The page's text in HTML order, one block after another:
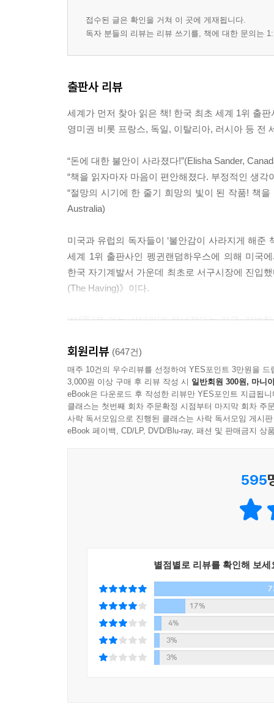
접수된 글은 확인을 거쳐 이 곳에 게재됩니다.
독자 분들의 리뷰는 리뷰 쓰기를, 책에 대한 문의는
출판사 리뷰
세계가 먼저 찾아 읽은 책! 한국 최초 세계 1위 출
영미권 비롯 프랑스, 독일, 이탈리아, 러시아 등 전
“돈에 대한 불안이 사라졌다!”(Elisha Sander,
“책을 읽자마자 마음이 편안해졌다. 부정적인 생각
“절망의 시기에 한 줄기 희망의 빛이 된 작품! 책
Australia)
미국과 유럽의 독자들이 ‘불안감이 사라지게 해준
세계 1위 출판사인 펭귄랜덤하우스에 의해 미국
한국 자기계발서 가운데 최초로 서구시장에 진입
(The Having)》이다.
‘부(富)로 가는 사다리’가 무너졌다는 지금, 평범
‘낮다’고 답한 것이다. 더욱이 인공지능(AI)으
불안감은 더욱 커지고 있다.?
이처럼 ‘수저론’이 대세를 이루는 이 시대에 자
원하는 삶을 향해 편안하게 나아갈 수 있는 방법
대기업 창업주와 주요 경영인, 대형 투자자가 절
인생의 퀀텀 점프를 이루어냈다. 상위 0.01%가
“Having은 돈을 쓰는 이 순간 ‘가지고 있음’을 ‘
감정만으로 충분히 조절할 수 있어요.”
되는 거예요. 노를 저을 것도 없이 그저 보트를 탄
저자 이서윤은 수만 건의 사례를 직접 분석한 결
행운의 세계로 인도한다. 자신의 감정을 활용해
진정으로 원하는 인생을 살 수 있도록 이끌어준다.
회원리뷰 (647건)
매주 10건의 우수리뷰를 선정하여 YES포인트 3만원을 드
3,000원 이상 구매 후 리뷰 작성 시 일반회원 300원, 마니
eBook은 다운로드 후 작성한 리뷰만 YES포인트 지급됩니
클래스는 첫번째 회차 주문확정 시점부터 마지막 회차 주
사락 독서모임으로 진행된 클래스는 사락 독서모임 게시
eBook 페이백, CD/LP, DVD/Blu-ray, 패션 및 판매금지 상
595
별점별로 리뷰를 확인해 보세
17%
4%
3%
3%